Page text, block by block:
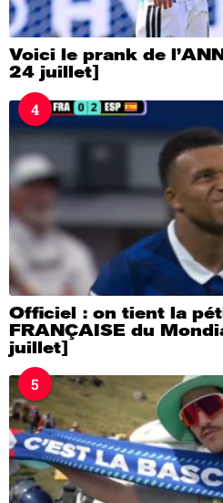
Voici le prank de
24 juillet]
4
Officiel : on tient la
FRANÇAISE du
juillet]
5